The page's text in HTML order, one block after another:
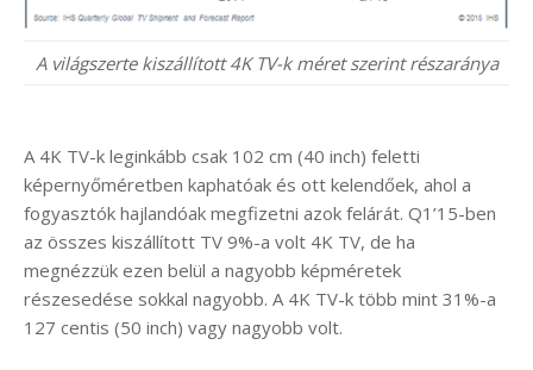
A világszerte kiszállított 4K TV-k méret szerint részaránya
A 4K TV-k leginkább csak 102 cm (40 inch) feletti
képernyőméretben kaphatóak és ott kelendőek, ahol a
fogyasztók hajlandóak megfizetni azok felárát. Q1’15-ben
az összes kiszállított TV 9%-a volt 4K TV, de ha
megnézzük ezen belül a nagyobb képméretek
részesedése sokkal nagyobb. A 4K TV-k több mint 31%-a
127 centis (50 inch) vagy nagyobb volt.